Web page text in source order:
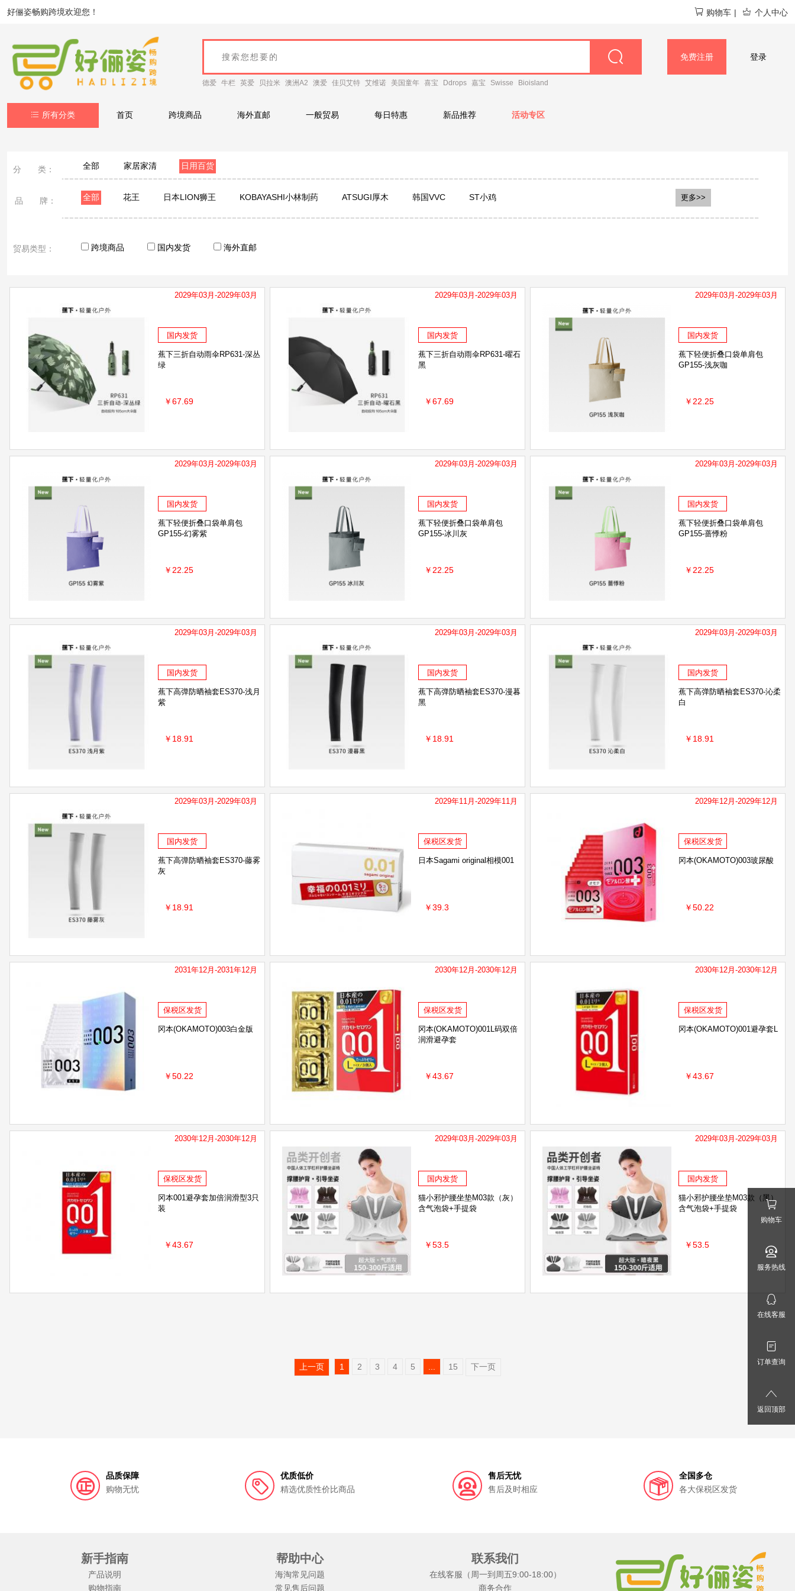
好俪姿畅购跨境欢迎您！ 购物车 | 个人中心
德爱 牛栏 英爱 贝拉米 澳洲A2 澳爱 佳贝艾特 艾维诺 美国童年 喜宝 Ddrops 嘉宝 Swisse Bioisland
免费注册 登录
所有分类 首页 跨境商品 海外直邮 一般贸易 每日特惠 新品推荐 活动专区
分 类： 全部 家居家清 日用百货
品 牌： 全部 花王 日本LION狮王 KOBAYASHI小林制药 ATSUGI厚木 韩国VVC ST小鸡
日本象印 黑帽子 相模SAGAMI 冈本 YOME Harris Salome Iessgo Brita/碧然德 塞那Sanag Profissimo
更多>>
贸易类型： 跨境商品 国内发货 海外直邮
2029年03月-2029年03月
国内发货
蕉下三折自动雨伞RP631-深丛
绿
￥67.69
2029年03月-2029年03月
国内发货
蕉下三折自动雨伞RP631-曜石
黑
￥67.69
2029年03月-2029年03月
国内发货
蕉下轻便折叠口袋单肩包
GP155-浅灰咖
￥22.25
2029年03月-2029年03月
国内发货
蕉下轻便折叠口袋单肩包
GP155-幻雾紫
￥22.25
2029年03月-2029年03月
国内发货
蕉下轻便折叠口袋单肩包
GP155-冰川灰
￥22.25
2029年03月-2029年03月
国内发货
蕉下轻便折叠口袋单肩包
GP155-蔷悸粉
￥22.25
2029年03月-2029年03月
国内发货
蕉下高弹防晒袖套ES370-浅月
紫
￥18.91
2029年03月-2029年03月
国内发货
蕉下高弹防晒袖套ES370-漫暮
黑
￥18.91
2029年03月-2029年03月
国内发货
蕉下高弹防晒袖套ES370-沁柔
白
￥18.91
2029年03月-2029年03月
国内发货
蕉下高弹防晒袖套ES370-藤雾
灰
￥18.91
2029年11月-2029年11月
保税区发货
日本Sagami original相模001
￥39.3
2029年12月-2029年12月
保税区发货
冈本(OKAMOTO)003玻尿酸
￥50.22
2031年12月-2031年12月
保税区发货
冈本(OKAMOTO)003白金版
￥50.22
2030年12月-2030年12月
保税区发货
冈本(OKAMOTO)001L码双倍
润滑避孕套
￥43.67
2030年12月-2030年12月
保税区发货
冈本(OKAMOTO)001避孕套L
￥43.67
2030年12月-2030年12月
保税区发货
冈本001避孕套加倍润滑型3只
装
￥43.67
2029年03月-2029年03月
国内发货
猫小邪护腰坐垫M03款（灰）
含气泡袋+手提袋
￥53.5
2029年03月-2029年03月
国内发货
猫小邪护腰坐垫M03款（黑）
含气泡袋+手提袋
￥53.5
上一页 1 2 3 4 5 ... 15 下一页
品质保障
购物无忧
优质低价
精选优质性价比商品
售后无忧
售后及时相应
全国多仓
各大保税区发货
新手指南
产品说明
购物指南
帮助中心
海淘常见问题
常见售后问题
联系我们
在线客服（周一到周五9:00-18:00）
商务合作
购物车
服务热线
在线客服
订单查询
返回顶部